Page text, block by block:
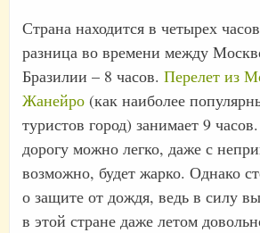
Страна находится в четырех
разница во времени между
Бразилии – 8 часов. Перелет из
Жанейро (как наиболее
туристов город) занимает 9
дорогу можно легко, даже с
возможно, будет жарко. Однако
о защите от дождя, ведь в силу
в этой стране даже летом